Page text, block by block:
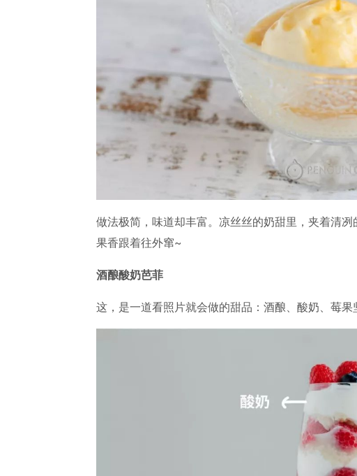
做法极简，味道却丰富。凉丝丝的奶甜里，夹着清
果香跟着往外窜~
酒酿酸奶芭菲
这，是一道看照片就会做的甜品：酒酿、酸奶、莓果